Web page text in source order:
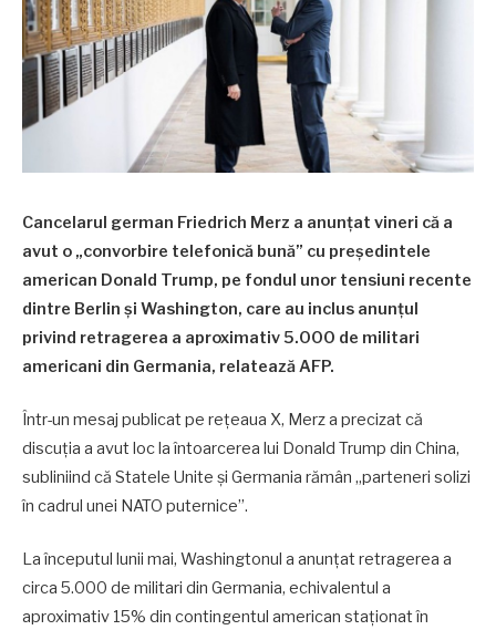
Cancelarul german Friedrich Merz a anunțat vineri că a
avut o „convorbire telefonică bună” cu președintele
american Donald Trump, pe fondul unor tensiuni recente
dintre Berlin și Washington, care au inclus anunțul
privind retragerea a aproximativ 5.000 de militari
americani din Germania, relatează AFP.
Într-un mesaj publicat pe rețeaua X, Merz a precizat că
discuția a avut loc la întoarcerea lui Donald Trump din China,
subliniind că Statele Unite și Germania rămân „parteneri solizi
în cadrul unei NATO puternice”.
La începutul lunii mai, Washingtonul a anunțat retragerea a
circa 5.000 de militari din Germania, echivalentul a
aproximativ 15% din contingentul american staționat în